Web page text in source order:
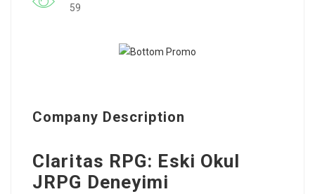
59
Company Description
Claritas RPG: Eski Okul
JRPG Deneyimi